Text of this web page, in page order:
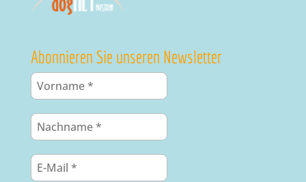
Abonnieren Sie unseren Newsletter